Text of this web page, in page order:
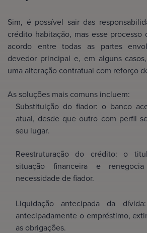
Sim, é possível sair das
crédito habitação, mas esse
acordo entre todas as partes
devedor principal e, em alguns
uma alteração contratual com reforço
As soluções mais comuns incluem:
Substituição do fiador: o banco
atual, desde que outro com perfil
seu lugar.
Reestruturação do crédito: o
situação financeira e
necessidade de fiador.
Liquidação antecipada da
antecipadamente o empréstimo,
as obrigações.